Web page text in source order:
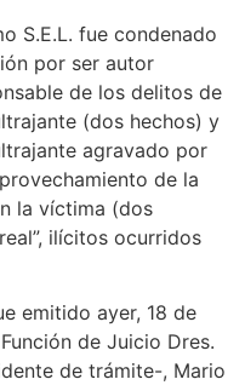
S.E.L. fue condenado
por ser autor
de los delitos de
(dos hechos) y
agravado por
de la
la víctima (dos
ilícitos ocurridos
emitido ayer, 18 de
de Juicio Dres.
de trámite-, Mario